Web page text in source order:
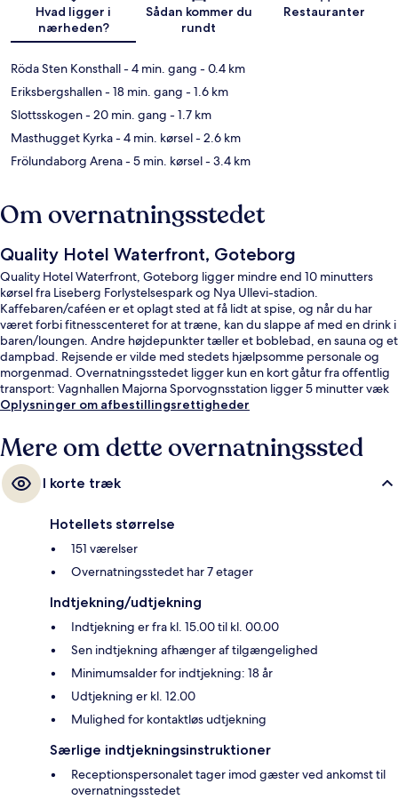
Hvad ligger i
nærheden?
Sådan kommer du
rundt
Restauranter
Röda Sten Konsthall- 4 min. gang - 0.4 km
Eriksbergshallen- 18 min. gang - 1.6 km
Slottsskogen- 20 min. gang - 1.7 km
Masthugget Kyrka- 4 min. kørsel- 2.6 km
Frölundaborg Arena- 5 min. kørsel- 3.4 km
Om overnatningsstedet
Quality Hotel Waterfront, Goteborg
Quality Hotel Waterfront, Goteborg ligger mindre end 10 minutters
kørsel fra Liseberg Forlystelsespark og Nya Ullevi-stadion.
Kaffebaren/caféen er et oplagt sted at få lidt at spise, og når du har
været forbi fitnesscenteret for at træne, kan du slappe af med en drink i
baren/loungen. Andre højdepunkter tæller et boblebad, en sauna og et
dampbad. Rejsende er vilde med stedets hjælpsomme personale og
morgenmad. Overnatningsstedet ligger kun en kort gåtur fra offentlig
transport: Vagnhallen Majorna Sporvognsstation ligger 5 minutter væk
og Jaegerdorffsplatsen Sporvognsstation ligger 7 minutter derfra.
Oplysninger om afbestillingsrettigheder
Mere om dette overnatningssted
I korte træk
Hotellets størrelse
151 værelser
Overnatningsstedet har 7 etager
Indtjekning/udtjekning
Indtjekning er fra kl. 15.00 til kl. 00.00
Sen indtjekning afhænger af tilgængelighed
Minimumsalder for indtjekning: 18 år
Udtjekning er kl. 12.00
Mulighed for kontaktløs udtjekning
Særlige indtjekningsinstruktioner
Receptionspersonalet tager imod gæster ved ankomst til
overnatningsstedet